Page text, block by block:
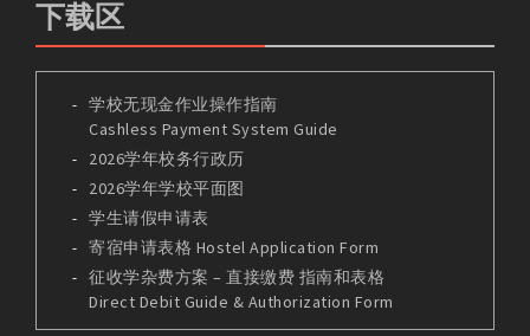
下载区
学校无现金作业操作指南
Cashless Payment System Guide
2026学年校务行政历
2026学年学校平面图
学生请假申请表
寄宿申请表格 Hostel Application Form
征收学杂费方案 – 直接缴费 指南和表格
Direct Debit Guide & Authorization Form